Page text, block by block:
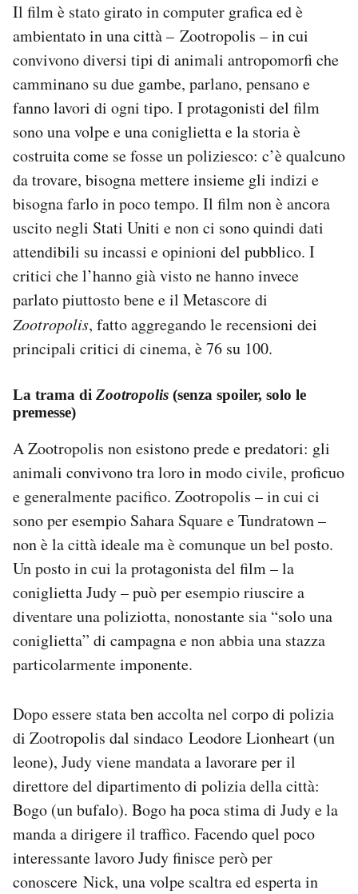
Hai bisogno di aiuto?
Esci
Il film è stato girato in computer grafica ed è
ambientato in una città – Zootropolis – in cui
convivono diversi tipi di animali antropomorfi che
camminano su due gambe, parlano, pensano e
fanno lavori di ogni tipo. I protagonisti del film
sono una volpe e una coniglietta e la storia è
costruita come se fosse un poliziesco: c’è qualcuno
da trovare, bisogna mettere insieme gli indizi e
bisogna farlo in poco tempo. Il film non è ancora
uscito negli Stati Uniti e non ci sono quindi dati
attendibili su incassi e opinioni del pubblico. I
critici che l’hanno già visto ne hanno invece
parlato piuttosto bene e il Metascore di
Zootropolis, fatto aggregando le recensioni dei
principali critici di cinema, è 76 su 100.
La trama di Zootropolis (senza spoiler, solo le
premesse)
A Zootropolis non esistono prede e predatori: gli
animali convivono tra loro in modo civile, proficuo
e generalmente pacifico. Zootropolis – in cui ci
sono per esempio Sahara Square e Tundratown –
non è la città ideale ma è comunque un bel posto.
Un posto in cui la protagonista del film – la
coniglietta Judy – può per esempio riuscire a
diventare una poliziotta, nonostante sia “solo una
coniglietta” di campagna e non abbia una stazza
particolarmente imponente.
Dopo essere stata ben accolta nel corpo di polizia
di Zootropolis dal sindaco Leodore Lionheart (un
leone), Judy viene mandata a lavorare per il
direttore del dipartimento di polizia della città:
Bogo (un bufalo). Bogo ha poca stima di Judy e la
manda a dirigere il traffico. Facendo quel poco
interessante lavoro Judy finisce però per
conoscere Nick, una volpe scaltra ed esperta in